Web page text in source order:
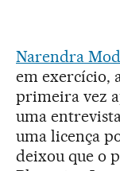
Narendra
em exercício,
primeira vez
uma
uma licença
deixou que o